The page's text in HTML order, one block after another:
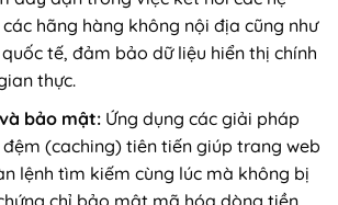
hãng hàng không nội địa cũng như
quốc tế, đảm bảo dữ liệu hiển thị chính
thực.
bảo mật:Ứng dụng các giải pháp
(caching) tiên tiến giúp trang web
lệnh tìm kiếm cùng lúc mà không bị
chỉ bảo mật mã hóa dòng tiền